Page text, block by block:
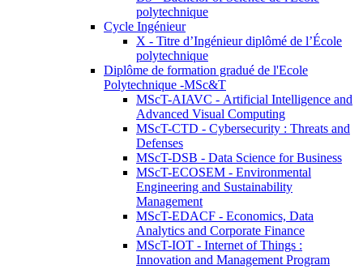
polytechnique
Cycle Ingénieur
X - Titre d’Ingénieur diplômé de l’École
polytechnique
Diplôme de formation gradué de l'Ecole
Polytechnique -MSc&T
MScT-AIAVC - Artificial Intelligence and
Advanced Visual Computing
MScT-CTD - Cybersecurity : Threats and
Defenses
MScT-DSB - Data Science for Business
MScT-ECOSEM - Environmental
Engineering and Sustainability
Management
MScT-EDACF - Economics, Data
Analytics and Corporate Finance
MScT-IOT - Internet of Things :
Innovation and Management Program